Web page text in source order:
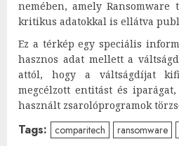
nemében, amely Ransomware
kritikus adatokkal is ellátva
Ez a térkép egy speciális
hasznos adat mellett a
attól, hogy a váltságdíjat
megcélzott entitást és
használt zsarolóprogramok
Tags: comparitech ransomware